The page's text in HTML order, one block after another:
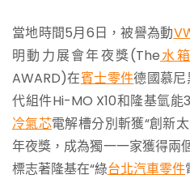
當地時間5月6日，被譽為動
明動力展會年夜獎(The水
AWARD)在賓士零件德國慕
代組件Hi-MO X10和隆基氫
冷氣芯電解槽分別斬獲“創新
年夜獎，成為獨一一家獲得兩
標志著隆基在“綠台北汽車零件